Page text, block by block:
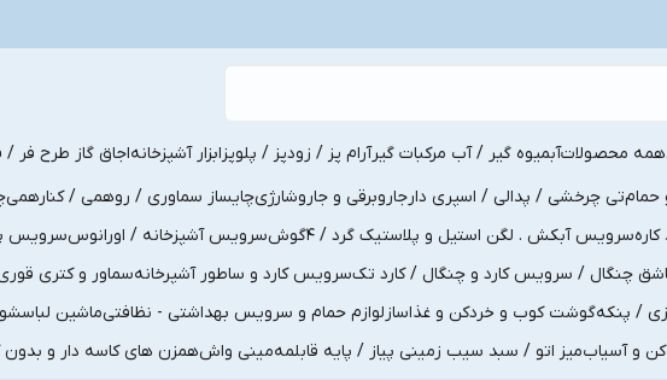
همه محصولاتآبمیوه گیر / آب مرکبات گیرآرام پز / زودپز / پلوپزابزار آشپزخانهاجاق گاز طرح فر /
حمامتی چرخشی / پدالی / اسپری دارجاروبرقی و جاروشارژیچایساز سماوری / روهمی / کنارهمی
سرویس آبکش . لگن استیل و پلاستیک گرد / 4گوش سرویس آشپزخانه / اورانوسسرویس
چنگال / سرویس کارد و چنگال / کارد تکسرویس کارد و ساطور آشپرخانهسماور و کتری
/ پنکهگوشت کوب و خردکن و غذاسازلوازم حمام و سرویس بهداشتی - نظافتیماشین
و آسیابمیز اتو / سبد سیب زمینی پیاز / پایه قابلمهمینی واشهمزن های کاسه دار و بدون